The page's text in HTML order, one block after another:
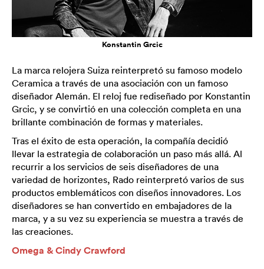
Konstantin Grcic
La marca relojera Suiza reinterpretó su famoso modelo
Ceramica a través de una asociación con un famoso
diseñador Alemán. El reloj fue rediseñado por Konstantin
Grcic, y se convirtió en una colección completa en una
brillante combinación de formas y materiales.
Tras el éxito de esta operación, la compañía decidió
llevar la estrategia de colaboración un paso más allá. Al
recurrir a los servicios de seis diseñadores de una
variedad de horizontes, Rado reinterpretó varios de sus
productos emblemáticos con diseños innovadores. Los
diseñadores se han convertido en embajadores de la
marca, y a su vez su experiencia se muestra a través de
las creaciones.
Omega & Cindy Crawford